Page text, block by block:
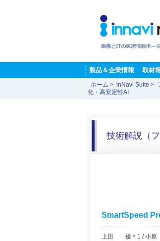
製品＆企業情報 取材
ホーム > inNavi Suite >
化・高安定性AI
技術解説（
SmartSpeed
上田 優＊1 / 小原